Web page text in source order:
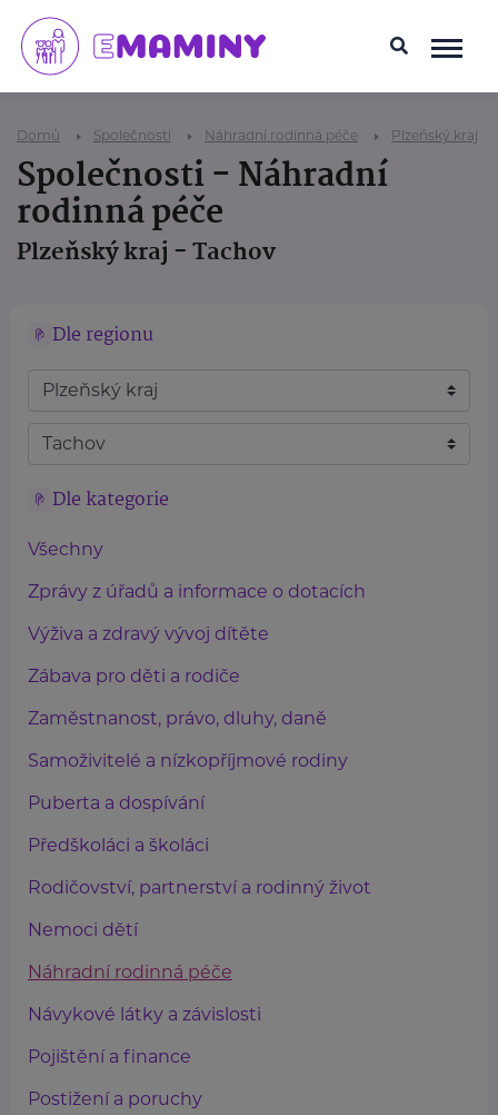
Domů Společnosti Náhradní rodinná péče Plzeňský kraj
Společnosti - Náhradní
rodinná péče
Plzeňský kraj - Tachov
Dle regionu
Dle kategorie
Všechny
Zprávy z úřadů a informace o dotacích
Výživa a zdravý vývoj dítěte
Zábava pro děti a rodiče
Zaměstnanost, právo, dluhy, daně
Samoživitelé a nízkopříjmové rodiny
Puberta a dospívání
Předškoláci a školáci
Rodičovství, partnerství a rodinný život
Nemoci dětí
Náhradní rodinná péče
Návykové látky a závislosti
Pojištění a finance
Postižení a poruchy